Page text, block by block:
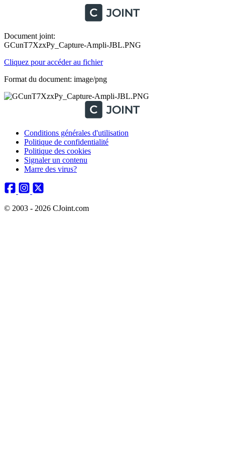
Document joint:
GCunT7XzxPy_Capture-Ampli-JBL.PNG
Cliquez pour accéder au fichier
Format du document: image/png
Conditions générales d'utilisation
Politique de confidentialité
Politique des cookies
Signaler un contenu
Marre des virus?
© 2003 - 2026 CJoint.com